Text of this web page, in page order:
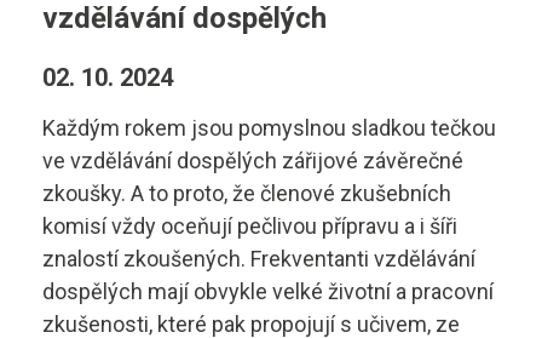
Elektrotechnik
Automechanik
Řezník - uzenář
Kuchař - číšník
Cukrář
Dopravní a letecký technik
Ubytování ›
Základní informace
Školící středisko
Rady a informace
Studijní materiály
Ceník
Kontakty
vyhledávání
Bakaláři
vzdělávání dospělých
02. 10. 2024
Každým rokem jsou pomyslnou sladkou tečkou
ve vzdělávání dospělých zářijové závěrečné
zkoušky. A to proto, že členové zkušebních
komisí vždy oceňují pečlivou přípravu a i šíři
znalostí zkoušených. Frekventanti vzdělávání
dospělých mají obvykle velké životní a pracovní
zkušenosti, které pak propojují s učivem, ze